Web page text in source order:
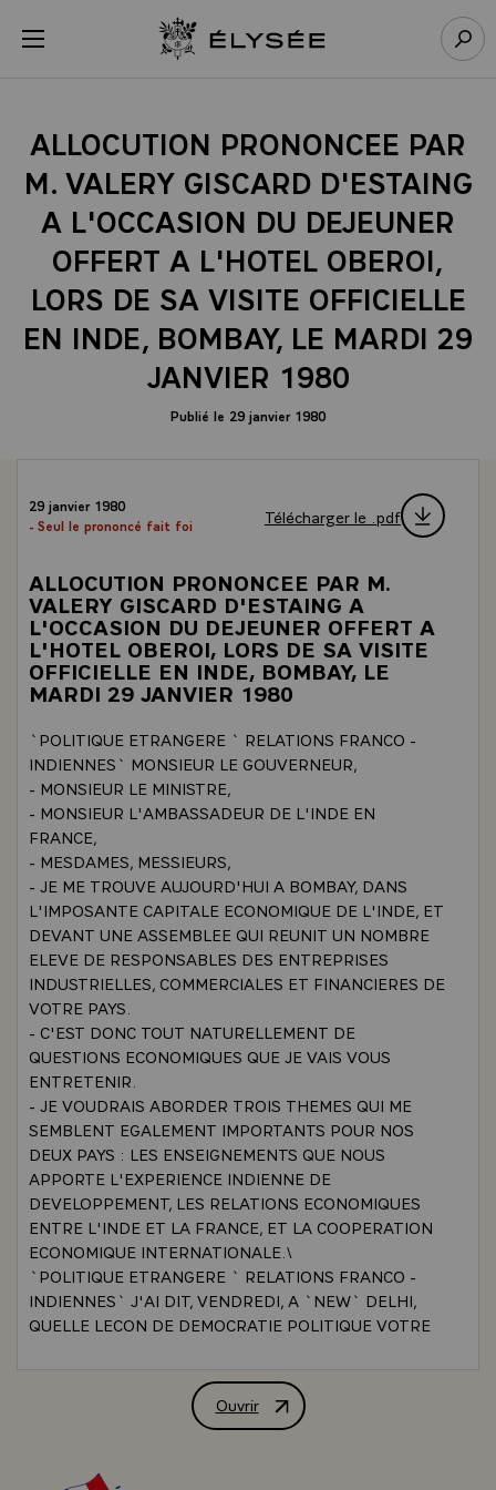
menu Retour à l’accueil Élysée
ALLOCUTION PRONONCEE PAR
M. VALERY GISCARD D'ESTAING
A L'OCCASION DU DEJEUNER
OFFERT A L'HOTEL OBEROI,
LORS DE SA VISITE OFFICIELLE
EN INDE, BOMBAY, LE MARDI 29
JANVIER 1980
Publié le 29 janvier 1980
29 janvier 1980
- Seul le prononcé fait foi
Télécharger le .pdf
ALLOCUTION PRONONCEE PAR M.
VALERY GISCARD D'ESTAING A
L'OCCASION DU DEJEUNER OFFERT A
L'HOTEL OBEROI, LORS DE SA VISITE
OFFICIELLE EN INDE, BOMBAY, LE
MARDI 29 JANVIER 1980
`POLITIQUE ETRANGERE ` RELATIONS FRANCO -
INDIENNES` MONSIEUR LE GOUVERNEUR,
- MONSIEUR LE MINISTRE,
- MONSIEUR L'AMBASSADEUR DE L'INDE EN
FRANCE,
- MESDAMES, MESSIEURS,
- JE ME TROUVE AUJOURD'HUI A BOMBAY, DANS
L'IMPOSANTE CAPITALE ECONOMIQUE DE L'INDE, ET
DEVANT UNE ASSEMBLEE QUI REUNIT UN NOMBRE
ELEVE DE RESPONSABLES DES ENTREPRISES
INDUSTRIELLES, COMMERCIALES ET FINANCIERES DE
VOTRE PAYS.
- C'EST DONC TOUT NATURELLEMENT DE
QUESTIONS ECONOMIQUES QUE JE VAIS VOUS
ENTRETENIR.
- JE VOUDRAIS ABORDER TROIS THEMES QUI ME
SEMBLENT EGALEMENT IMPORTANTS POUR NOS
DEUX PAYS : LES ENSEIGNEMENTS QUE NOUS
APPORTE L'EXPERIENCE INDIENNE DE
DEVELOPPEMENT, LES RELATIONS ECONOMIQUES
ENTRE L'INDE ET LA FRANCE, ET LA COOPERATION
ECONOMIQUE INTERNATIONALE.\
`POLITIQUE ETRANGERE ` RELATIONS FRANCO -
INDIENNES` J'AI DIT, VENDREDI, A `NEW` DELHI,
QUELLE LECON DE DEMOCRATIE POLITIQUE VOTRE
ACCOMPLI DEPUIS TRENTE ANS FORCE
PAREILLEMENT L'ADMIRATION.
NATIONAL A PROGRESSE DEUX FOIS PLUS VITE QUE
Ouvrir
ALLOCUTION PRONONCEE PAR M.
Panneau de gestion des cookies